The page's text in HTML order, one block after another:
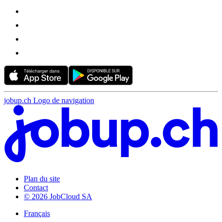
jobup.ch Logo de navigation
Plan du site
Contact
© 2026 JobCloud SA
Français